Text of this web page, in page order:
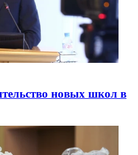
новых школ в